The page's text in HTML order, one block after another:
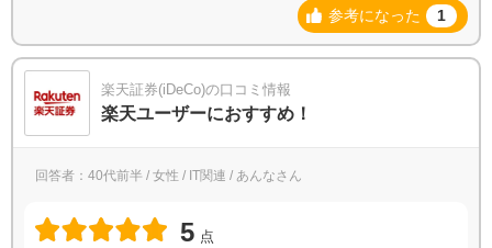
参考になった 1
楽天証券(iDeCo)の口コミ情報
楽天ユーザーにおすすめ！
回答者：40代前半 / 女性 / IT関連 / あんなさん
5 点